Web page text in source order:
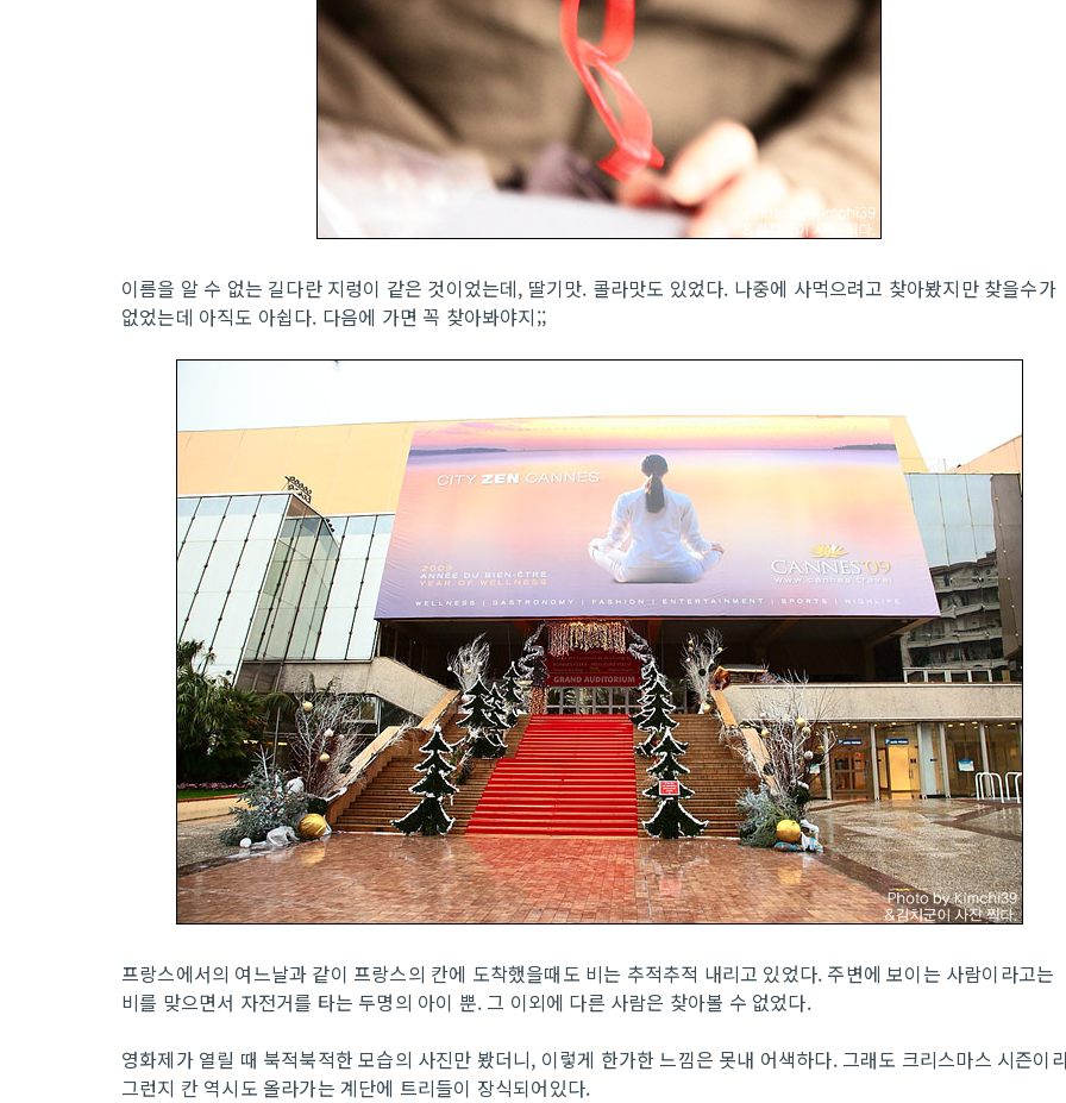
이름을 알 수 없는 길다란 지렁이 같은 것이었는데, 딸기맛. 콜라맛도 있었다. 나중에 사먹으려고 찾아봤지만 찾을수가
없었는데 아직도 아쉽다. 다음에 가면 꼭 찾아봐야지;;
프랑스에서의 여느날과 같이 프랑스의 칸에 도착했을때도 비는 추적추적 내리고 있었다. 주변에 보이는 사람이라고는
비를 맞으면서 자전거를 타는 두명의 아이 뿐. 그 이외에 다른 사람은 찾아볼 수 없었다.
영화제가 열릴 때 북적북적한 모습의 사진만 봤더니, 이렇게 한가한 느낌은 못내 어색하다. 그래도 크리스마스 시즌이
그런지 칸 역시도 올라가는 계단에 트리들이 장식되어있다.